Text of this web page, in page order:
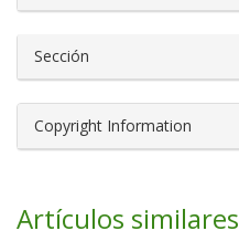
Sección
Copyright Information
Artículos similares